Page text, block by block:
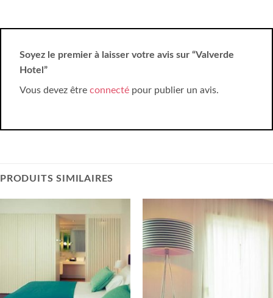
Soyez le premier à laisser votre avis sur “Valverde
Hotel”
Vous devez être connecté pour publier un avis.
PRODUITS SIMILAIRES